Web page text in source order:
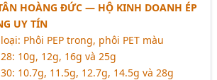
HOÀNG ĐỨC — HỘ KINH DOANH ÉP
UY TÍN
Phôi PEP trong, phôi PET màu
10g, 12g, 16g và 25g
10.7g, 11.5g, 12.7g, 14.5g và 28g